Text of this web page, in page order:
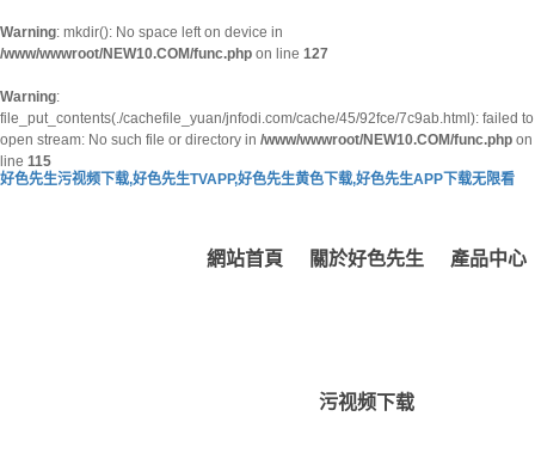
Warning: mkdir(): No space left on device in
/www/wwwroot/NEW10.COM/func.php on line 127
Warning:
file_put_contents(./cachefile_yuan/jnfodi.com/cache/45/92fce/7c9ab.html): failed to
open stream: No such file or directory in /www/wwwroot/NEW10.COM/func.php on
line 115
好色先生污视频下载,好色先生TVAPP,好色先生黄色下载,好色先生APP下载无限看
網站首頁 關於好色先生
污视频下载
產品中心